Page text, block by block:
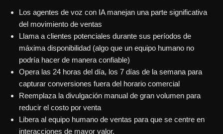
Los agentes de voz con IA manejan una parte significativa
del movimiento de ventas
Llama a clientes potenciales durante sus períodos de
máxima disponibilidad (algo que un equipo humano no
podría hacer de manera confiable)
Opera las 24 horas del día, los 7 días de la semana para
capturar conversiones fuera del horario comercial
Reemplaza la divulgación manual de gran volumen para
reducir el costo por venta
Libera al equipo humano de ventas para que se centre en
interacciones de mayor valor.